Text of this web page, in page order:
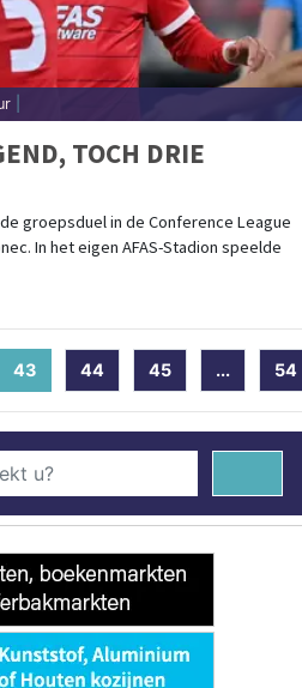
TOCH DRIE
groepsduel in de Conference League
In het eigen AFAS-Stadion speelde
43 (current)
44 45 ... 54